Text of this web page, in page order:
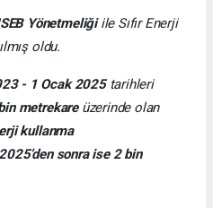
Yönetmeliğiile Sıfır Enerji
oldu.
- 1 Ocak 2025 tarihleri
metrekare üzerinde olan
kullanma
sonra ise 2 bin